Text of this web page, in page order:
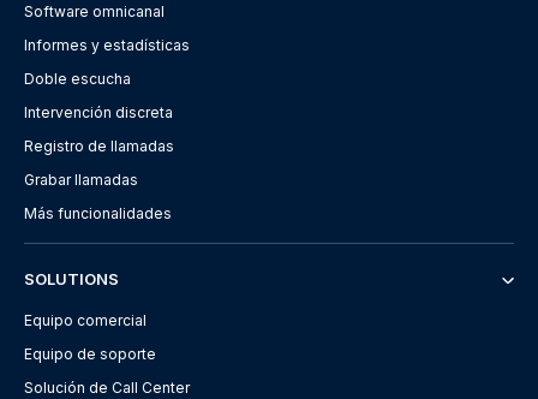
Software omnicanal
Informes y estadísticas
Doble escucha
Intervención discreta
Registro de llamadas
Grabar llamadas
Más funcionalidades
SOLUTIONS
Equipo comercial
Equipo de soporte
Solución de Call Center